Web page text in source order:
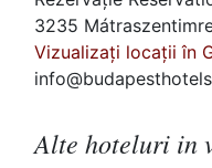
3235
Vizualizați locații în
Alte hoteluri in